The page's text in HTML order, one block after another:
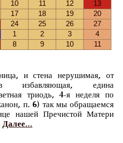
10 11 12
13
17 18 19
20
24 25 26
27
1 2 3
4
8 9 10 11
и стена нерушимая, от
избавляющая, едина
триодь, 4-я неделя по
п. 6) так мы обращаемся
нашей Пречистой Матери
Далее...